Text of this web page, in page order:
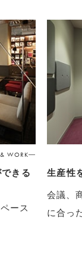
WORK―
きる
ース
生産性
会議、
に合っ